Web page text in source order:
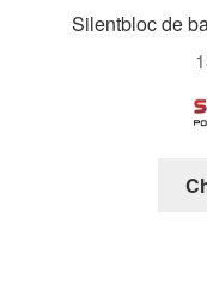
Silentbloc de